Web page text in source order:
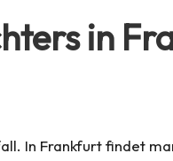
in
In Frankfurt findet